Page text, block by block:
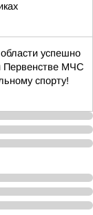
успешно
Первенстве МЧС
спорту!